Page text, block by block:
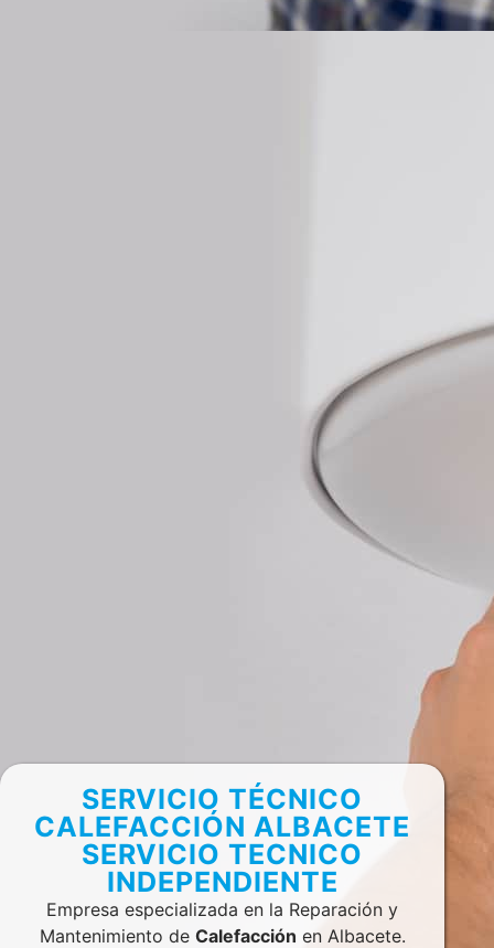
SERVICIO TÉCNICO
CALEFACCIÓN ALBACETE
SERVICIO TECNICO
INDEPENDIENTE
Empresa especializada en la Reparación y
Mantenimiento de Calefacción en Albacete.